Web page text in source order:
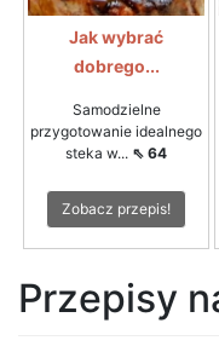
Jak wybrać
dobrego...
Samodzielne
przygotowanie idealnego
steka w... ⇖ 64
Zobacz przepis!
Przepisy